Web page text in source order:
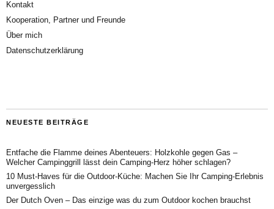
Kontakt
Kooperation, Partner und Freunde
Über mich
Datenschutzerklärung
NEUESTE BEITRÄGE
Entfache die Flamme deines Abenteuers: Holzkohle gegen Gas –
Welcher Campinggrill lässt dein Camping-Herz höher schlagen?
10 Must-Haves für die Outdoor-Küche: Machen Sie Ihr Camping-Erlebnis
unvergesslich
Der Dutch Oven – Das einzige was du zum Outdoor kochen brauchst